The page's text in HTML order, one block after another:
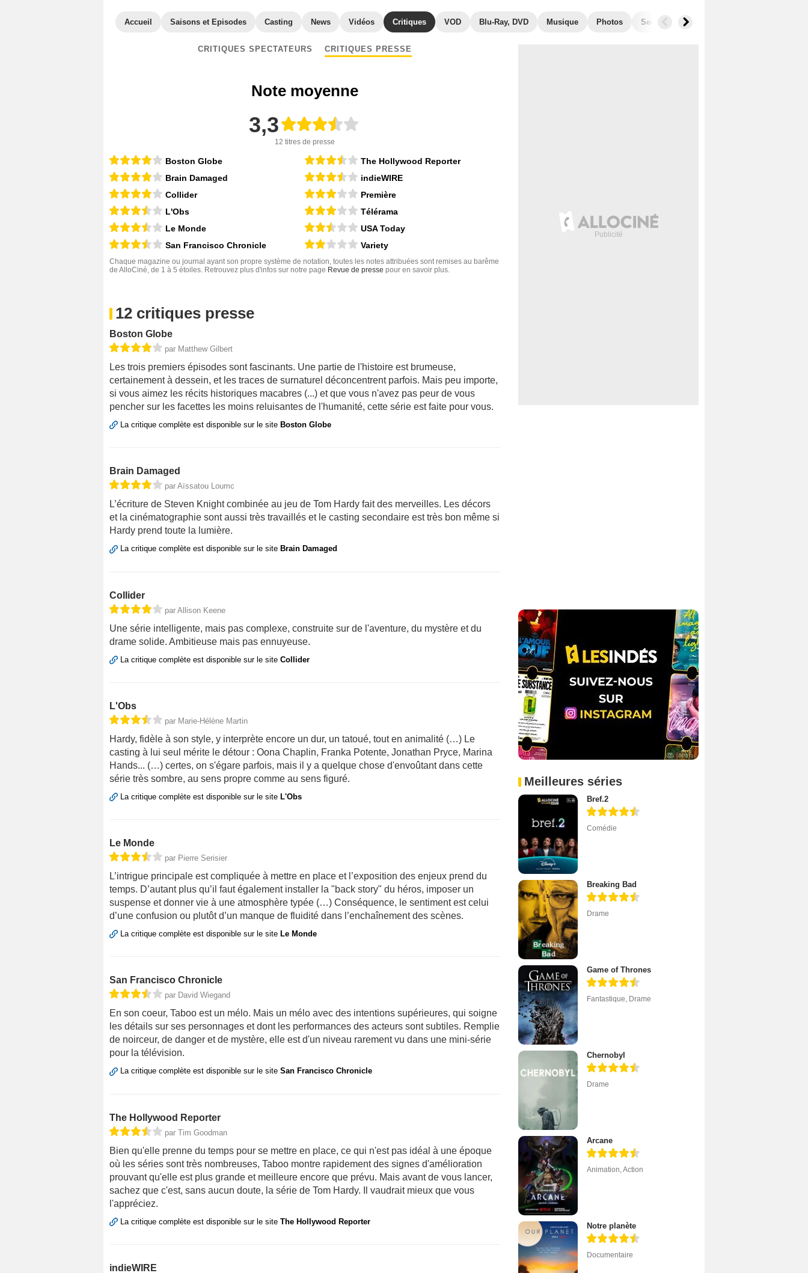
Accueil Saisons et Episodes Casting News Vidéos Critiques VOD Blu-Ray, DVD Musique Photos Secrets de tournage
CRITIQUES SPECTATEURS CRITIQUES PRESSE
Note moyenne
3,3
12 titres de presse
Boston Globe
Brain Damaged
Collider
L'Obs
Le Monde
San Francisco Chronicle
The Hollywood Reporter
indieWIRE
Première
Télérama
USA Today
Variety
Chaque magazine ou journal ayant son propre système de notation, toutes les notes attribuées sont remises au barême
de AlloCiné, de 1 à 5 étoiles. Retrouvez plus d'infos sur notre page Revue de presse pour en savoir plus.
12 critiques presse
Boston Globe
par Matthew Gilbert
Les trois premiers épisodes sont fascinants. Une partie de l'histoire est brumeuse,
certainement à dessein, et les traces de surnaturel déconcentrent parfois. Mais peu importe,
si vous aimez les récits historiques macabres (...) et que vous n'avez pas peur de vous
pencher sur les facettes les moins reluisantes de l'humanité, cette série est faite pour vous.
La critique complète est disponible sur le site Boston Globe
Brain Damaged
par Aïssatou Loumc
L’écriture de Steven Knight combinée au jeu de Tom Hardy fait des merveilles. Les décors
et la cinématographie sont aussi très travaillés et le casting secondaire est très bon même si
Hardy prend toute la lumière.
La critique complète est disponible sur le site Brain Damaged
Collider
par Allison Keene
Une série intelligente, mais pas complexe, construite sur de l'aventure, du mystère et du
drame solide. Ambitieuse mais pas ennuyeuse.
La critique complète est disponible sur le site Collider
L'Obs
par Marie-Hélène Martin
Hardy, fidèle à son style, y interprète encore un dur, un tatoué, tout en animalité (…) Le
casting à lui seul mérite le détour : Oona Chaplin, Franka Potente, Jonathan Pryce, Marina
Hands... (…) certes, on s'égare parfois, mais il y a quelque chose d'envoûtant dans cette
série très sombre, au sens propre comme au sens figuré.
La critique complète est disponible sur le site L'Obs
Le Monde
par Pierre Serisier
L’intrigue principale est compliquée à mettre en place et l’exposition des enjeux prend du
temps. D’autant plus qu’il faut également installer la "back story" du héros, imposer un
suspense et donner vie à une atmosphère typée (…) Conséquence, le sentiment est celui
d’une confusion ou plutôt d’un manque de fluidité dans l’enchaînement des scènes.
La critique complète est disponible sur le site Le Monde
San Francisco Chronicle
par David Wiegand
En son coeur, Taboo est un mélo. Mais un mélo avec des intentions supérieures, qui soigne
les détails sur ses personnages et dont les performances des acteurs sont subtiles. Remplie
de noirceur, de danger et de mystère, elle est d'un niveau rarement vu dans une mini-série
pour la télévision.
La critique complète est disponible sur le site San Francisco Chronicle
The Hollywood Reporter
par Tim Goodman
Bien qu'elle prenne du temps pour se mettre en place, ce qui n'est pas idéal à une époque
où les séries sont très nombreuses, Taboo montre rapidement des signes d'amélioration
prouvant qu'elle est plus grande et meilleure encore que prévu. Mais avant de vous lancer,
sachez que c'est, sans aucun doute, la série de Tom Hardy. Il vaudrait mieux que vous
l'appréciez.
La critique complète est disponible sur le site The Hollywood Reporter
indieWIRE
Meilleures séries
Bref.2
Comédie
Breaking Bad
Drame
Game of Thrones
Fantastique, Drame
Chernobyl
Drame
Arcane
Animation,Action
Notre planète
Documentaire